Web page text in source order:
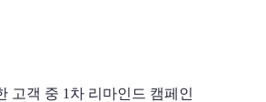
고객 중 1차 리마인드 캠페인